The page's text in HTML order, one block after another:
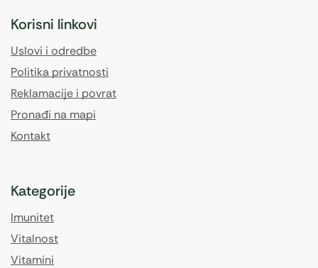
Korisni linkovi
Uslovi i odredbe
Politika privatnosti
Reklamacije i povrat
Pronađi na mapi
Kontakt
Kategorije
Imunitet
Vitalnost
Vitamini